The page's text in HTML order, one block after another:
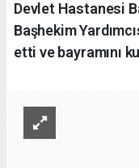
Devlet Hastanesi
Başhekim
etti ve bayramını